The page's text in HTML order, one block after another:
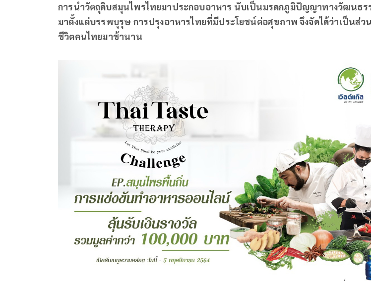
การนำวัตถุดิบสมุนไพรไทยมาประกอบอาหาร นับเป็นมรดกภูมิปัญญาทางวัฒนธ
มาตั้งแต่บรรพบุรุษ การปรุงอาหารไทยที่มีประโยชน์ต่อสุขภาพ จึงจัดได้ว่าเป็นส่ว
ชีวิตคนไทยมาช้านาน